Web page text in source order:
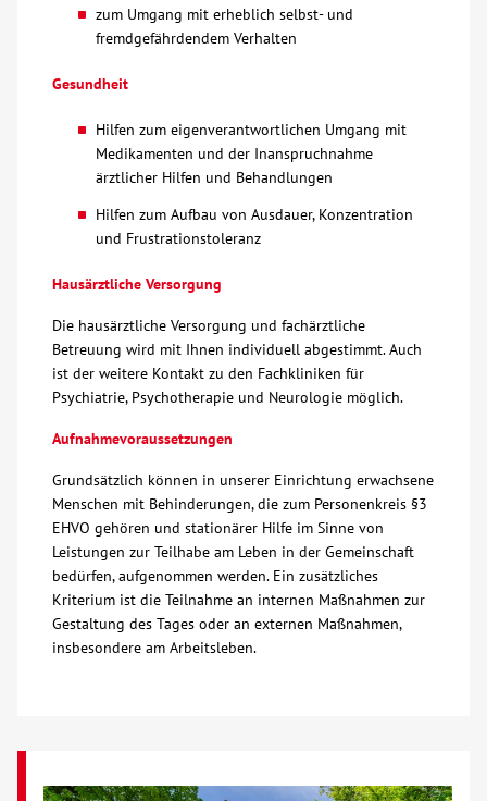
zum Umgang mit erheblich selbst- und
fremdgefährdendem Verhalten
Gesundheit
Hilfen zum eigenverantwortlichen Umgang mit
Medikamenten und der Inanspruchnahme
ärztlicher Hilfen und Behandlungen
Hilfen zum Aufbau von Ausdauer, Konzentration
und Frustrationstoleranz
Hausärztliche Versorgung
Die hausärztliche Versorgung und fachärztliche
Betreuung wird mit Ihnen individuell abgestimmt. Auch
ist der weitere Kontakt zu den Fachkliniken für
Psychiatrie, Psychotherapie und Neurologie möglich.
Aufnahmevoraussetzungen
Grundsätzlich können in unserer Einrichtung erwachsene
Menschen mit Behinderungen, die zum Personenkreis §3
EHVO gehören und stationärer Hilfe im Sinne von
Leistungen zur Teilhabe am Leben in der Gemeinschaft
bedürfen, aufgenommen werden. Ein zusätzliches
Kriterium ist die Teilnahme an internen Maßnahmen zur
Gestaltung des Tages oder an externen Maßnahmen,
insbesondere am Arbeitsleben.